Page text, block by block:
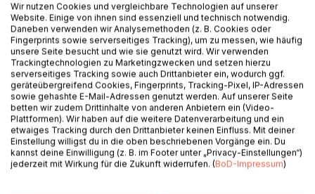
BESCHREIBUNG
Dies ist die Geschichte von Pauline. Von Pauline und der
Liebe. Von Pauline und dem Leben. Von Pauline und mir.
Dies ist Paulines Geschichte, die zu meiner Geschichte
geworden ist. Dies ist meine Geschichte.
Wir nutzen Cookies und vergleichbare Technologien auf unserer
Website. Einige von ihnen sind essenziell und technisch notwendig.
Daneben verwenden wir Analysemethoden (z. B. Cookies oder
Fingerprints sowie serverseitiges Tracking), um zu messen, wie häufig
unsere Seite besucht und wie sie genutzt wird. Wir verwenden
Trackingtechnologien zu Marketingzwecken und setzen hierzu
serverseitiges Tracking sowie auch Drittanbieter ein, wodurch ggf.
geräteübergreifend Cookies, Fingerprints, Tracking-Pixel, IP-Adressen
sowie gehashte E-Mail-Adressen genutzt werden. Auf unserer Seite
betten wir zudem Drittinhalte von anderen Anbietern ein (Video-
Plattformen). Wir haben auf die weitere Datenverarbeitung und ein
etwaiges Tracking durch den Drittanbieter keinen Einfluss. Mit deiner
Einstellung willigst du in die oben beschriebenen Vorgänge ein. Du
kannst deine Einwilligung (z. B. im Footer unter „Privacy-Einstellungen“)
jederzeit mit Wirkung für die Zukunft widerrufen. (BoD-Impressum)